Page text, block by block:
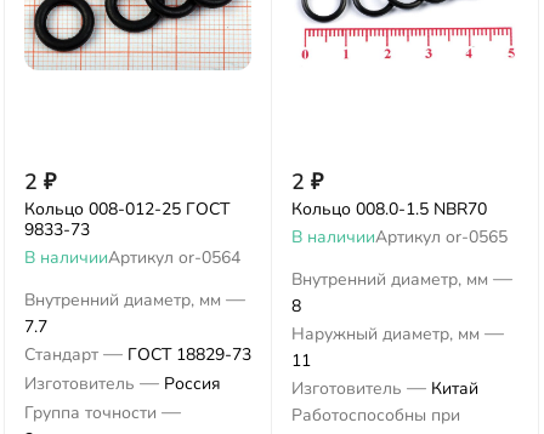
2 ₽
Кольцо 008-012-25 ГОСТ
9833-73
В наличииАртикул or-0564
Внутренний диаметр, мм —
7.7
Стандарт — ГОСТ 18829-73
Изготовитель — Россия
Группа точности —
2 ₽
Кольцо 008.0-1.5 NBR70
В наличииАртикул or-0565
Внутренний диаметр, мм —
8
Наружный диаметр, мм —
11
Изготовитель — Китай
Работоспособны при